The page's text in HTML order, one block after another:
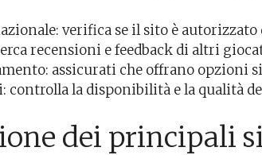
verifica se il sito è
recensioni e feedback di altri
assicurati che offrano opzioni
controlla la disponibilità e la qualità
dei principali